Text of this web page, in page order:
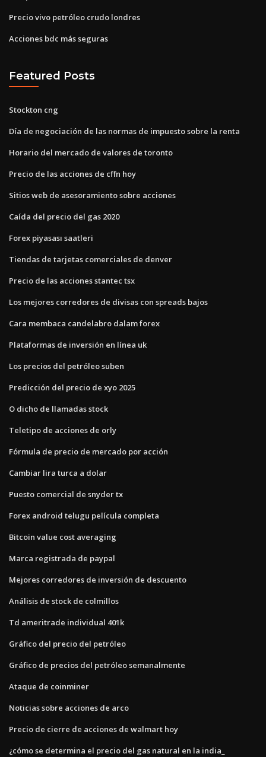
Precio vivo petróleo crudo londres
Acciones bdc más seguras
Featured Posts
Stockton cng
Día de negociación de las normas de impuesto sobre la renta
Horario del mercado de valores de toronto
Precio de las acciones de cffn hoy
Sitios web de asesoramiento sobre acciones
Caída del precio del gas 2020
Forex piyasası saatleri
Tiendas de tarjetas comerciales de denver
Precio de las acciones stantec tsx
Los mejores corredores de divisas con spreads bajos
Cara membaca candelabro dalam forex
Plataformas de inversión en línea uk
Los precios del petróleo suben
Predicción del precio de xyo 2025
O dicho de llamadas stock
Teletipo de acciones de orly
Fórmula de precio de mercado por acción
Cambiar lira turca a dolar
Puesto comercial de snyder tx
Forex android telugu película completa
Bitcoin value cost averaging
Marca registrada de paypal
Mejores corredores de inversión de descuento
Análisis de stock de colmillos
Td ameritrade individual 401k
Gráfico del precio del petróleo
Gráfico de precios del petróleo semanalmente
Ataque de coinminer
Noticias sobre acciones de arco
Precio de cierre de acciones de walmart hoy
¿cómo se determina el precio del gas natural en la india_